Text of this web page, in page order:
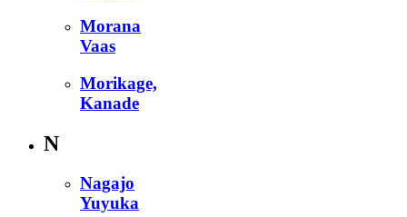
Morana
Vaas
Morikage,
Kanade
N
Nagajo
Yuyuka